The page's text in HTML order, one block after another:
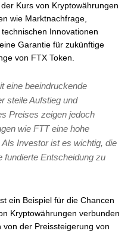
Kurs von Kryptowährungen
wie Marktnachfrage,
Innovationen
Garantie für zukünftige
von FTX Token.
eine beeindruckende
steile Aufstieg und
Preises zeigen jedoch
wie FTT eine hohe
Investor ist es wichtig, die
fundierte Entscheidung zu
ein Beispiel für die Chancen
Kryptowährungen verbunden
der Preissteigerung von